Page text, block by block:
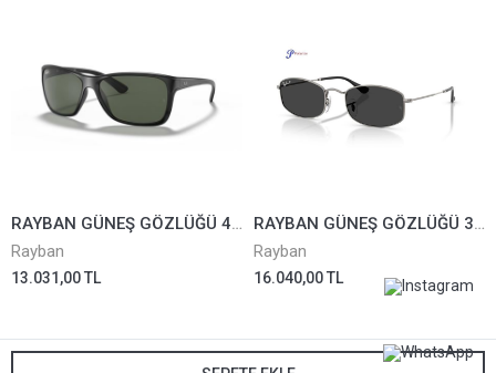
RAYBAN GÜNEŞ GÖZLÜĞÜ 4331-601/71*61
Rayban
13.031,00 TL
RAYBAN GÜNEŞ GÖZLÜĞÜ 3832-004/48*55
Rayban
16.040,00 TL